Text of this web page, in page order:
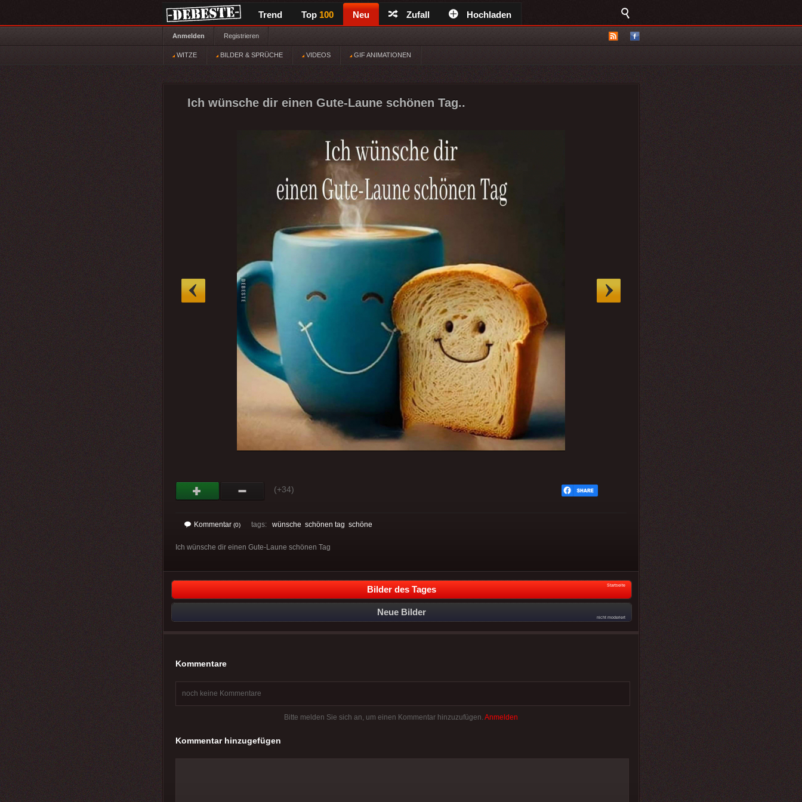
Trend Top 100 Neu Zufall Hochladen
Anmelden Registrieren
WITZE BILDER & SPRÜCHE VIDEOS GIF ANIMATIONEN
Ich wünsche dir einen Gute-Laune schönen Tag..
(+34)
Kommentar (0) tags: wünsche schönen tag schöne
Ich wünsche dir einen Gute-Laune schönen Tag
Bilder des Tages Startseite
Neue Bilder
nicht moderiert
Kommentare
noch keine Kommentare
Bitte melden Sie sich an, um einen Kommentar hinzuzufügen. Anmelden
Kommentar hinzugefügen